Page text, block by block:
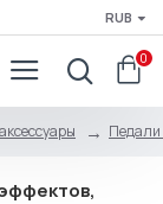
RUB
0
Педали